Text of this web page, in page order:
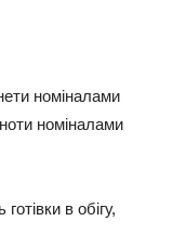
номіналами
номіналами
в обігу,